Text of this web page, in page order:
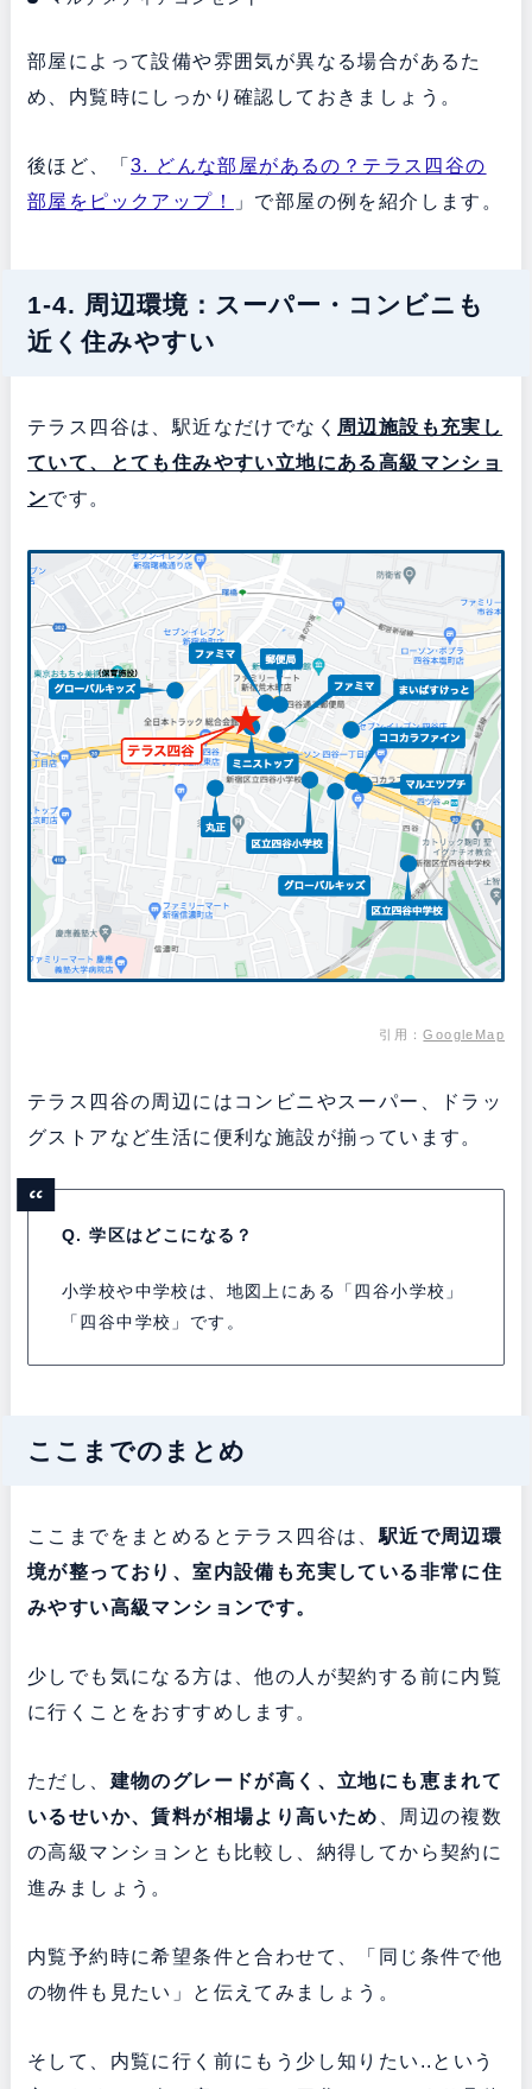
部屋によって設備や雰囲気が異なる場合があるた
め、内覧時にしっかり確認しておきましょう。
後ほど、「 3. どんな部屋があるの？テラス四谷の
部屋をピックアップ！
」で部屋の例を紹介します。
1-4. 周辺環境：スーパー・コンビニも
近く住みやすい
テラス四谷は、駅近なだけでなく 周辺施設も充実し
ていて、とても住みやすい立地にある高級マンショ
ンです。
引用 ：GoogleMap
テラス四谷の周辺にはコンビニやスーパー、ドラッ
グストアなど生活に便利な施設が揃っています。
Q. 学区はどこになる？
小学校や中学校は、地図上にある「四谷小学校」
「四谷中学校」です。
ここまでのまとめ
ここまでをまとめるとテラス四谷は、駅近で周辺環
境が整っており、室内設備も充実している非常に住
みやすい高級マンションです。
少しでも気になる方は、他の人が契約する前に内覧
に行くことをおすすめします。
ただし、 建物のグレードが高く、立地にも恵まれて
いるせいか、賃料が相場より高いため
、周辺の複数
の高級マンションとも比較し、納得してから契約に
進みましょう。
内覧予約時に希望条件と合わせて、「同じ条件で他
の物件も見たい」と伝えてみましょう。
そして、内覧に行く前にもう少し知りたい..という